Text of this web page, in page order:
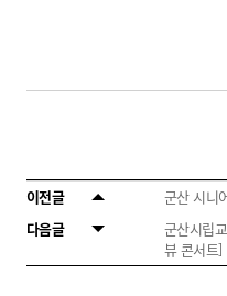
이전글
군산 시니
다음글
군산시립
뷰 콘서트]